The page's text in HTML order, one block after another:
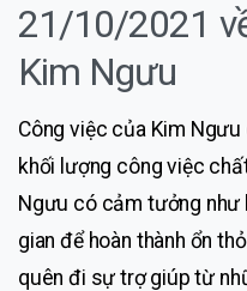
21/10/2021
Kim Ngưu
Công việc của Kim
khối lượng công việc
Ngưu có cảm tưởng như
gian để hoàn thành ổn
quên đi sự trợ giúp từ